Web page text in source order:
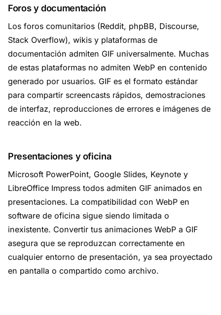
Foros y documentación
Los foros comunitarios (Reddit, phpBB, Discourse,
Stack Overflow), wikis y plataformas de
documentación admiten GIF universalmente. Muchas
de estas plataformas no admiten WebP en contenido
generado por usuarios. GIF es el formato estándar
para compartir screencasts rápidos, demostraciones
de interfaz, reproducciones de errores e imágenes de
reacción en la web.
Presentaciones y oficina
Microsoft PowerPoint, Google Slides, Keynote y
LibreOffice Impress todos admiten GIF animados en
presentaciones. La compatibilidad con WebP en
software de oficina sigue siendo limitada o
inexistente. Convertir tus animaciones WebP a GIF
asegura que se reproduzcan correctamente en
cualquier entorno de presentación, ya sea proyectado
en pantalla o compartido como archivo.